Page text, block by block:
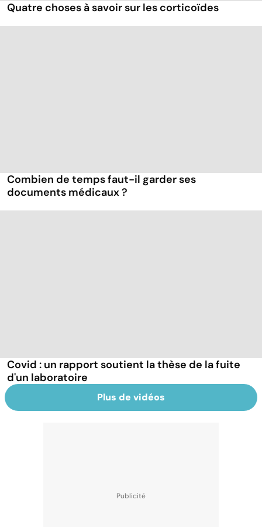
Quatre choses à savoir sur les corticoïdes
Combien de temps faut-il garder ses
documents médicaux ?
Covid : un rapport soutient la thèse de la fuite
d'un laboratoire
Plus de vidéos